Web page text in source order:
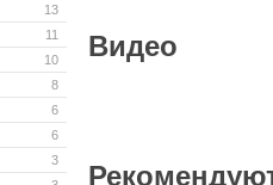
13
11
10
8
6
6
3
Почему именно мы:
Огромный репертуар для
Уникальное живое яркое
Оригинальные
Видео